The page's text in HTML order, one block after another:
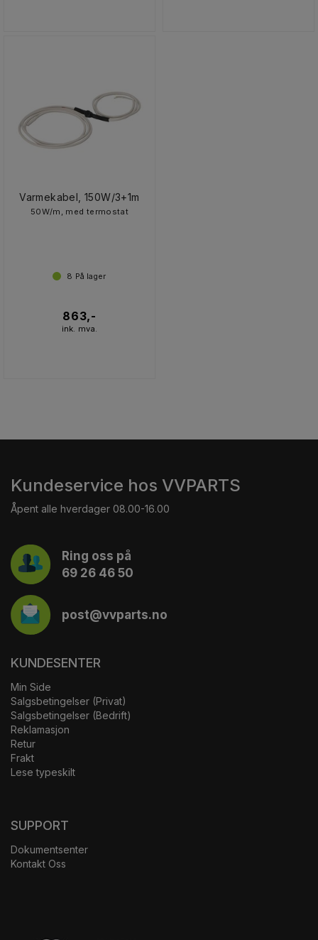
Varmekabel, 150W/3+1m
50W/m, med termostat
8 På lager
863,-
ink. mva.
Kundeservice hos VVPARTS
Åpent alle hverdager 08.00-16.00
Ring oss på
69 26 46 50
post@vvparts.no
KUNDESENTER
Min Side
Salgsbetingelser (Privat)
Salgsbetingelser (Bedrift)
Reklamasjon
Retur
Frakt
Lese typeskilt
SUPPORT
Dokumentsenter
Kontakt Oss